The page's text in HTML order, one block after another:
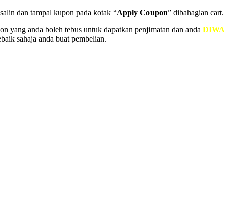
dan tampal kupon pada kotak “Apply Coupon” dibahagian
yang anda boleh tebus untuk dapatkan penjimatan dan anda
sahaja anda buat pembelian.